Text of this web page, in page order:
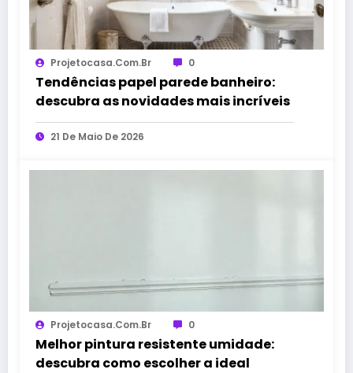
Projetocasa.com.br 0
Tendências papel parede banheiro:
descubra as novidades mais incríveis
21 De Maio De 2026
Projetocasa.com.br 0
Melhor pintura resistente umidade:
descubra como escolher a ideal